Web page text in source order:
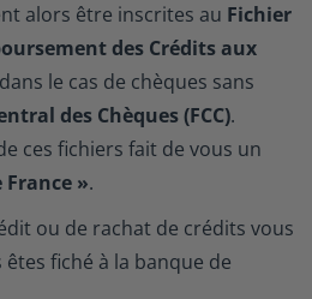
alors être inscrites au Fichier
des Crédits aux
le cas de chèques sans
des Chèques (FCC).
ces fichiers fait de vous un
».
ou de rachat de crédits vous
fiché à la banque de